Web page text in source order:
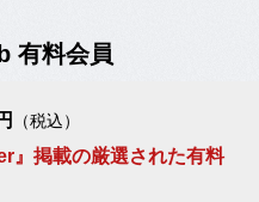
有料会員
（税込）
掲載の厳選された有料